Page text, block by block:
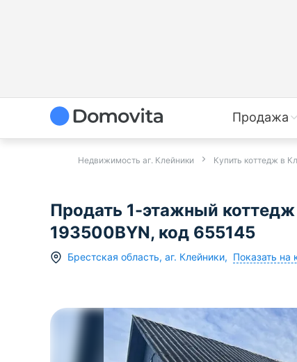
Продажа
Недвижимость аг. Клейники Купить коттедж в
Продать 1-этажный
193500BYN, код 655145
Брестская область, аг. Клейники, Показать на